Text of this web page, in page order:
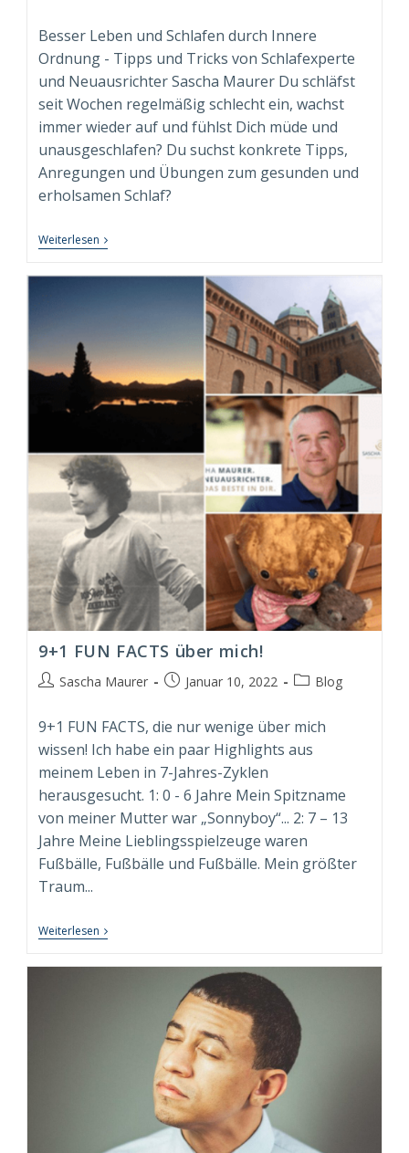
Besser Leben und Schlafen durch Innere
Ordnung - Tipps und Tricks von Schlafexperte
und Neuausrichter Sascha Maurer Du schläfst
seit Wochen regelmäßig schlecht ein, wachst
immer wieder auf und fühlst Dich müde und
unausgeschlafen? Du suchst konkrete Tipps,
Anregungen und Übungen zum gesunden und
erholsamen Schlaf?
Weiterlesen Besser
Schlafen
&
Tricks
9+1 FUN FACTS über mich!
Beitrags-
Sascha Maurer
BeitragJanuar 10, 2022
Beitrags-
Blog
9+1 FUN FACTS, die nur wenige über mich
wissen! Ich habe ein paar Highlights aus
meinem Leben in 7-Jahres-Zyklen
herausgesucht. 1: 0 - 6 Jahre Mein Spitzname
von meiner Mutter war „Sonnyboy“... 2: 7 – 13
Jahre Meine Lieblingsspielzeuge waren
Fußbälle, Fußbälle und Fußbälle. Mein größter
Traum...
Weiterlesen 9+1
FUN